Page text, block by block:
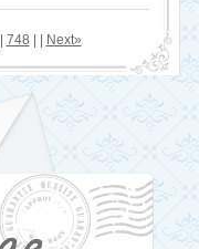
748 Next»